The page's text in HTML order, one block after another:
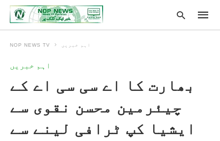
NOP NEWS TV اہم خبریں
اہم خبریں
بھارت کا اے سی سی اے کے
چیئرمین محسن نقوی سے
ایشیا کپ ٹرافی لینے سے